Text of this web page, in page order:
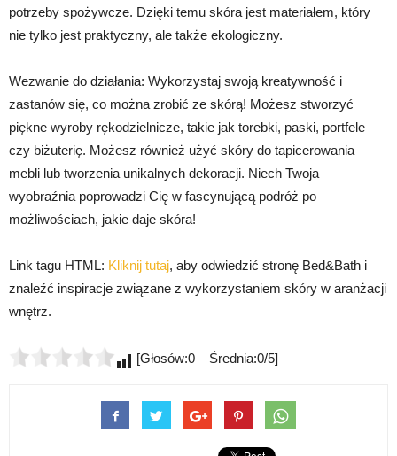
potrzeby spożywcze. Dzięki temu skóra jest materiałem, który
nie tylko jest praktyczny, ale także ekologiczny.
Wezwanie do działania: Wykorzystaj swoją kreatywność i
zastanów się, co można zrobić ze skórą! Możesz stworzyć
piękne wyroby rękodzielnicze, takie jak torebki, paski, portfele
czy biżuterię. Możesz również użyć skóry do tapicerowania
mebli lub tworzenia unikalnych dekoracji. Niech Twoja
wyobraźnia poprowadzi Cię w fascynującą podróż po
możliwościach, jakie daje skóra!
Link tagu HTML: Kliknij tutaj, aby odwiedzić stronę Bed&Bath i
znaleźć inspiracje związane z wykorzystaniem skóry w aranżacji
wnętrz.
[Głosów:0 Średnia:0/5]